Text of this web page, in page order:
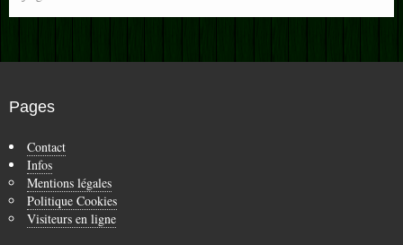
Pages
Contact
Infos
Mentions légales
Politique Cookies
Visiteurs en ligne